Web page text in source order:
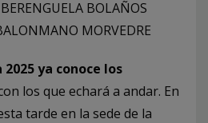
BOLAÑOS
MORVEDRE
2025 ya conoce los
los que echará a andar. En
tarde en la sede de la